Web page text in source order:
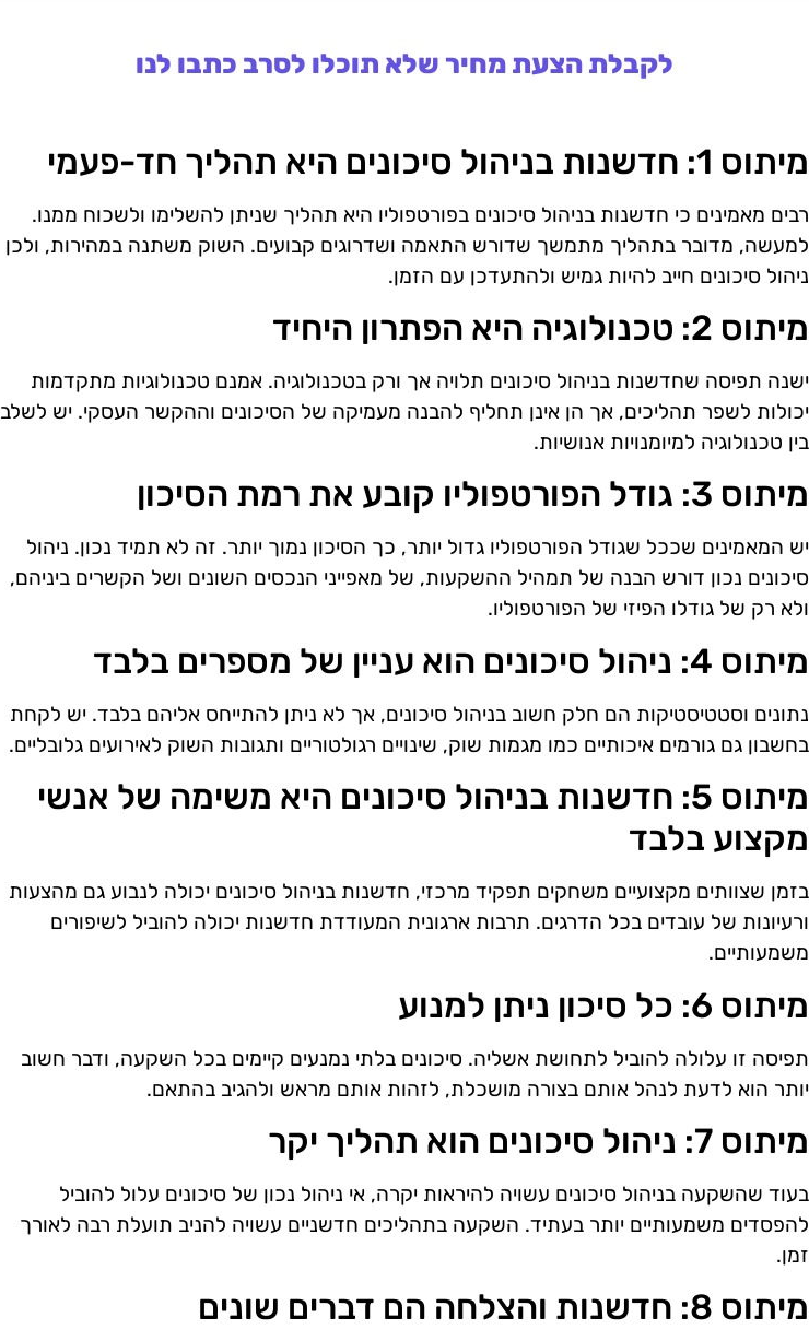
לקבלת הצעת מחיר שלא תוכלו לסרב כתבו לנו
מיתוס 1: חדשנות בניהול סיכונים היא תהליך חד-פעמי
רבים מאמינים כי חדשנות בניהול סיכונים בפורטפוליו היא תהליך שניתן להשלימו ולשכוח ממנו.
למעשה, מדובר בתהליך מתמשך שדורש התאמה ושדרוגים קבועים. השוק משתנה במהירות, ולכן
ניהול סיכונים חייב להיות גמיש ולהתעדכן עם הזמן.
מיתוס 2: טכנולוגיה היא הפתרון היחיד
ישנה תפיסה שחדשנות בניהול סיכונים תלויה אך ורק בטכנולוגיה. אמנם טכנולוגיות מתקדמות
יכולות לשפר תהליכים, אך הן אינן תחליף להבנה מעמיקה של הסיכונים וההקשר העסקי. יש לשלב
בין טכנולוגיה למיומנויות אנושיות.
מיתוס 3: גודל הפורטפוליו קובע את רמת הסיכון
יש המאמינים שככל שגודל הפורטפוליו גדול יותר, כך הסיכון נמוך יותר. זה לא תמיד נכון. ניהול
סיכונים נכון דורש הבנה של תמהיל ההשקעות, של מאפייני הנכסים השונים ושל הקשרים ביניהם,
ולא רק של גודלו הפיזי של הפורטפוליו.
מיתוס 4: ניהול סיכונים הוא עניין של מספרים בלבד
נתונים וסטטיסטיקות הם חלק חשוב בניהול סיכונים, אך לא ניתן להתייחס אליהם בלבד. יש לקחת
בחשבון גם גורמים איכותיים כמו מגמות שוק, שינויים רגולטוריים ותגובות השוק לאירועים גלובליים.
מיתוס 5: חדשנות בניהול סיכונים היא משימה של אנשי
מקצוע בלבד
בזמן שצוותים מקצועיים משחקים תפקיד מרכזי, חדשנות בניהול סיכונים יכולה לנבוע גם מהצעות
ורעיונות של עובדים בכל הדרגים. תרבות ארגונית המעודדת חדשנות יכולה להוביל לשיפורים
משמעותיים.
מיתוס 6: כל סיכון ניתן למנוע
תפיסה זו עלולה להוביל לתחושת אשליה. סיכונים בלתי נמנעים קיימים בכל השקעה, ודבר חשוב
יותר הוא לדעת לנהל אותם בצורה מושכלת, לזהות אותם מראש ולהגיב בהתאם.
מיתוס 7: ניהול סיכונים הוא תהליך יקר
בעוד שהשקעה בניהול סיכונים עשויה להיראות יקרה, אי ניהול נכון של סיכונים עלול להוביל
להפסדים משמעותיים יותר בעתיד. השקעה בתהליכים חדשניים עשויה להניב תועלת רבה לאורך
זמן.
מיתוס 8: חדשנות והצלחה הם דברים שונים